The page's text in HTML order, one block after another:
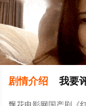
剧情介绍 我要